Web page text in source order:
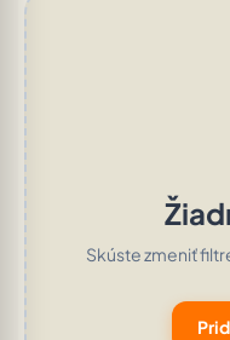
Skúste zmeniť